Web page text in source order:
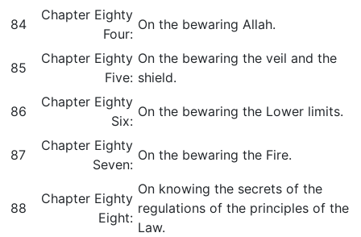
84
Chapter Eighty
Four:
On the bewaring Allah.
85
Chapter Eighty
Five:
On the bewaring the veil and the
shield.
86
Chapter Eighty
Six:
On the bewaring the Lower limits.
87
Chapter Eighty
Seven:
On the bewaring the Fire.
88
Chapter Eighty
Eight:
On knowing the secrets of the
regulations of the principles of the
Law.